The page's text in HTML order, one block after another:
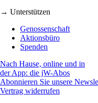
→ Unterstützen
Genossenschaft
Aktionsbüro
Spenden
Nach Hause, online und in
der App: die jW-Abos
Abonnieren Sie unsere
Vertrag widerrufen